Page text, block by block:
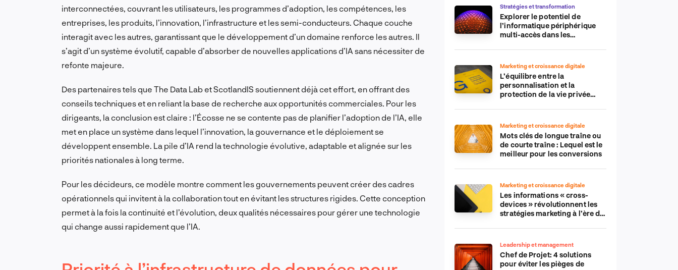
interconnectées, couvrant les utilisateurs, les programmes d’adoption, les compétences, les
entreprises, les produits, l’innovation, l’infrastructure et les semi-conducteurs. Chaque couche
interagit avec les autres, garantissant que le développement d’un domaine renforce les autres. Il
s’agit d’un système évolutif, capable d’absorber de nouvelles applications d’IA sans nécessiter de
refonte majeure.
Des partenaires tels que The Data Lab et ScotlandIS soutiennent déjà cet effort, en offrant des
conseils techniques et en reliant la base de recherche aux opportunités commerciales. Pour les
dirigeants, la conclusion est claire : l’Écosse ne se contente pas de planifier l’adoption de l’IA, elle
met en place un système dans lequel l’innovation, la gouvernance et le déploiement se
développent ensemble. La pile d’IA rend la technologie évolutive, adaptable et alignée sur les
priorités nationales à long terme.
Pour les décideurs, ce modèle montre comment les gouvernements peuvent créer des cadres
opérationnels qui invitent à la collaboration tout en évitant les structures rigides. Cette conception
permet à la fois la continuité et l’évolution, deux qualités nécessaires pour gérer une technologie
qui change aussi rapidement que l’IA.
Stratégies et transformation
Explorer le potentiel de
l’informatique périphérique
multi-accès dans les
Marketing et croissance digitale
L’équilibre entre la
personnalisation et la
protection de la vie privée
Marketing et croissance digitale
Mots clés de longue traîne ou
de courte traîne : Lequel est le
meilleur pour les conversions
Marketing et croissance digitale
Les informations « cross-
devices » révolutionnent les
stratégies marketing à l’ère du
Leadership et management
Chef de Projet: 4 solutions
pour éviter les pièges de